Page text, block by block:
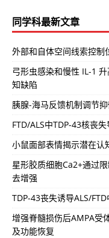
同学科最新文章
外部和自体空间线索控制
弓形虫感染和慢性 IL-1
知缺陷
胰腺-海马反馈机制调节
FTD/ALS中TDP-43核丧
小鼠面部表情揭示潜在认
星形胶质细胞Ca2+通过
去增强
TDP-43丧失诱导ALS/
增强脊髓损伤后AMPA受
及功能恢复